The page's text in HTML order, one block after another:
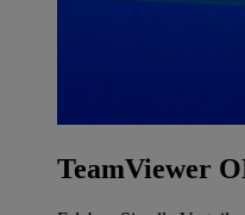
TeamViewer